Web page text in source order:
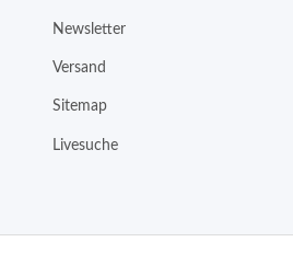
Newsletter
Versand
Sitemap
Livesuche